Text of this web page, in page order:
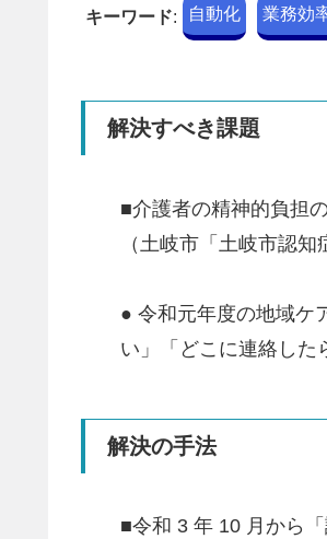
キーワード: 自動化 業務効
解決すべき課題
■介護者の精神的負担
（土岐市「土岐市認
● 令和元年度の地域ケ
い」「どこに連絡した
解決の手法
■令和 3 年 10 月から